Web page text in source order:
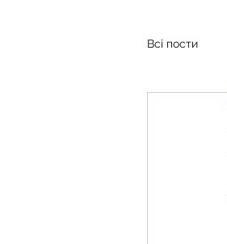
Всі пости